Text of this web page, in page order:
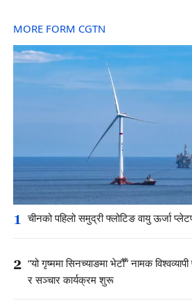
MORE FORM CGTN
1 चीनको पहिलो समुद्री फ्लोटिङ वायु ऊर्जा
2 “यो गृष्ममा सिनच्याङमा भेटौँ” नामक
र सञ्चार कार्यक्रम शुरू